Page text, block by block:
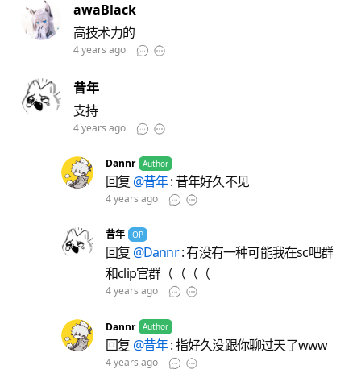
awaBlack
高技术力的
4 years ago
昔年
支持
4 years ago
Dannr Author
回复 @昔年: 昔年好久不见
4 years ago
昔年 OP
回复 @Dannr: 有没有一种可能我在sc吧群
和clip官群（（（（
4 years ago
Dannr Author
回复 @昔年: 指好久没跟你聊过天了www
4 years ago